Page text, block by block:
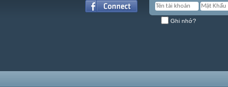
Ghi nhớ?